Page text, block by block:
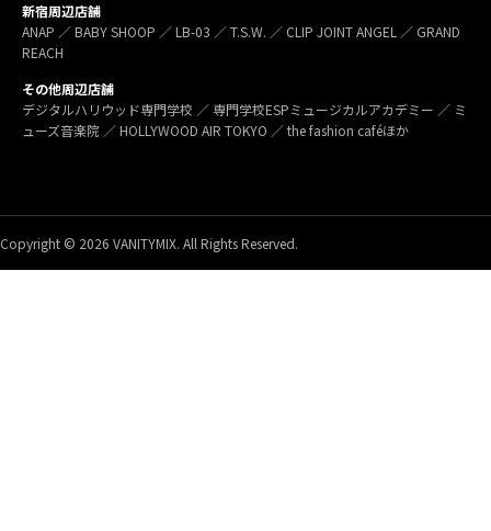
新宿周辺店舗
ANAP ／ BABY SHOOP ／ LB-03 ／ T.S.W. ／ CLIP JOINT ANGEL ／ GRAND
REACH
その他周辺店舗
デジタルハリウッド専門学校 ／ 専門学校ESPミュージカルアカデミー ／ ミ
ューズ音楽院 ／ HOLLYWOOD AIR TOKYO ／ the fashion caféほか
Copyright © 2026 VANITYMIX. All Rights Reserved.